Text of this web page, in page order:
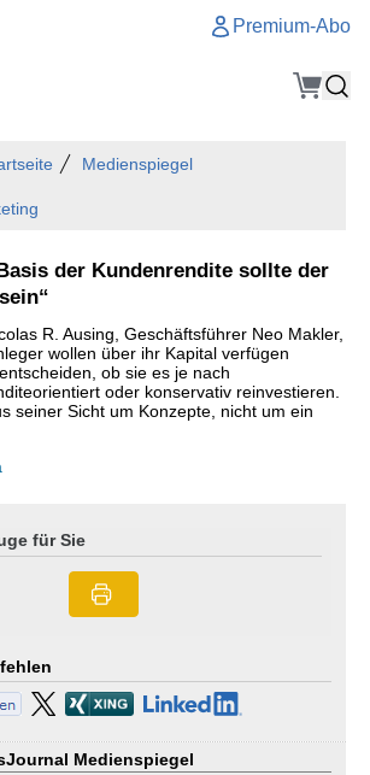
Premium-Abo
Medienspiegel
der Kundenrendite sollte der
R. Ausing, Geschäftsführer Neo Makler,
wollen über ihr Kapital verfügen
ob sie es je nach
oder konservativ reinvestieren.
seiner Sicht um Konzepte, nicht um ein
für Sie
Medienspiegel